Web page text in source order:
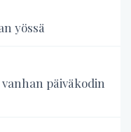
yössä
päiväkodin